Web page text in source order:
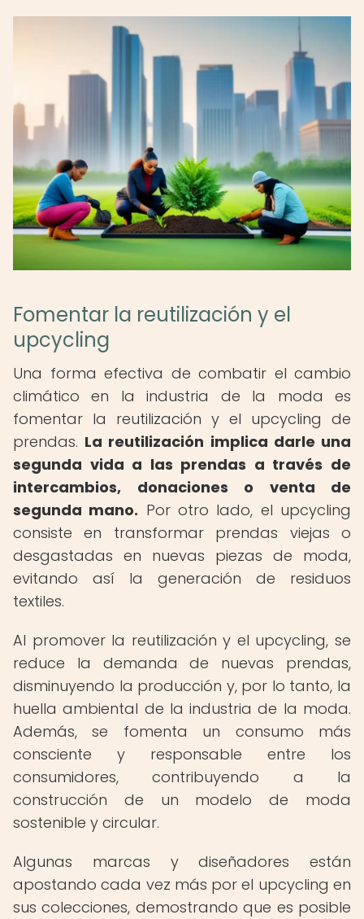
Fomentar la reutilización y el
upcycling
Una forma efectiva de combatir el cambio
climático en la industria de la moda es
fomentar la reutilización y el upcycling de
prendas. La reutilización implica darle una
segunda vida a las prendas a través de
intercambios, donaciones o venta de
segunda mano. Por otro lado, el upcycling
consiste en transformar prendas viejas o
desgastadas en nuevas piezas de moda,
evitando así la generación de residuos
textiles.
Al promover la reutilización y el upcycling, se
reduce la demanda de nuevas prendas,
disminuyendo la producción y, por lo tanto, la
huella ambiental de la industria de la moda.
Además, se fomenta un consumo más
consciente y responsable entre los
consumidores, contribuyendo a la
construcción de un modelo de moda
sostenible y circular.
Algunas marcas y diseñadores están
apostando cada vez más por el upcycling en
sus colecciones, demostrando que es posible